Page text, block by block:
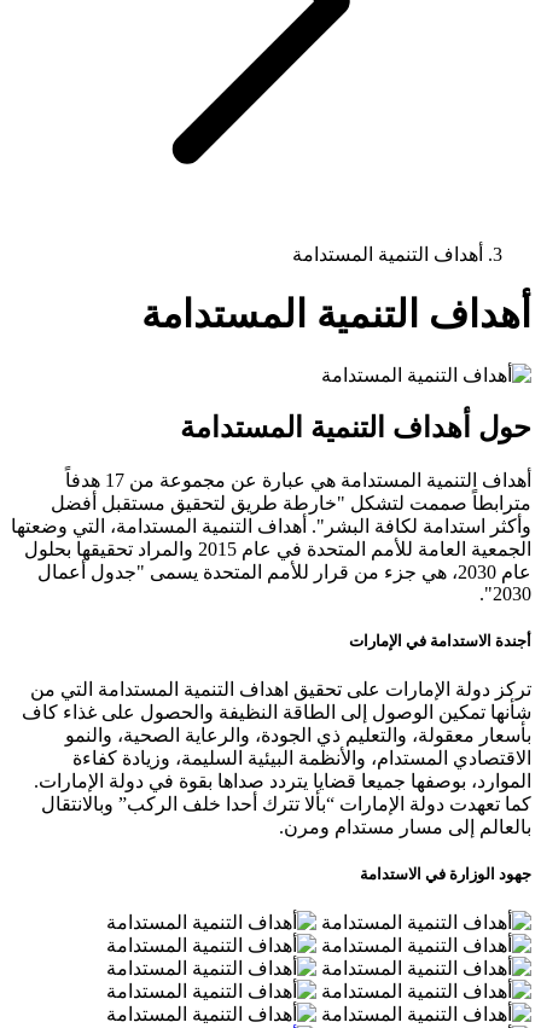
أهداف التنمية المستدامة
أهداف التنمية المستدامة
حول أهداف التنمية المستدامة
أهداف التنمية المستدامة هي عبارة عن مجموعة من 17 هدفاً
مترابطاً صممت لتشكل "خارطة طريق لتحقيق مستقبل أفضل
وأكثر استدامة لكافة البشر". أهداف التنمية المستدامة، التي وضعتها
الجمعية العامة للأمم المتحدة في عام 2015 والمراد تحقيقها بحلول
عام 2030، هي جزء من قرار للأمم المتحدة يسمى "جدول أعمال
2030".
أجندة الاستدامة في الإمارات
تركز دولة الإمارات على تحقيق اهداف التنمية المستدامة التي من
شأنها تمكين الوصول إلى الطاقة النظيفة والحصول على غذاء كاف
بأسعار معقولة، والتعليم ذي الجودة، والرعاية الصحية، والنمو
الاقتصادي المستدام، والأنظمة البيئية السليمة، وزيادة كفاءة
الموارد، بوصفها جميعا قضايا يتردد صداها بقوة في دولة الإمارات.
كما تعهدت دولة الإمارات “بألا تترك أحدا خلف الركب” وبالانتقال
بالعالم إلى مسار مستدام ومرن.
جهود الوزارة في الاستدامة